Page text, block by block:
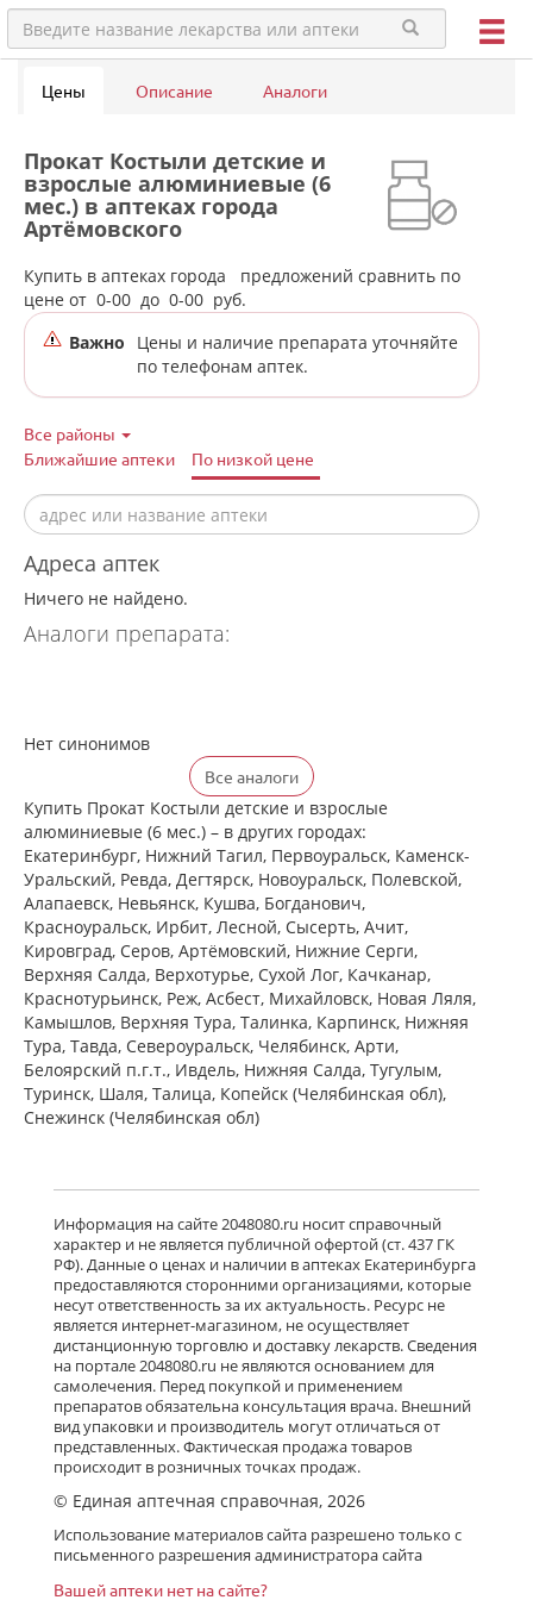
Цены Описание Аналоги
Прокат Костыли детские и
взрослые алюминиевые (6
мес.) в аптеках города
Артёмовского
Купить в аптеках города
предложений сравнить по
цене от 0-00 до 0-00 руб.
Важно
Цены и наличие препарата уточняйте
по телефонам аптек.
Все районы
Ближайшие аптеки
По низкой цене
Адреса аптек
Ничего не найдено.
Аналоги препарата:
Нет синонимов
Все аналоги
Купить Прокат Костыли детские и взрослые
алюминиевые (6 мес.) – в других городах:
Екатеринбург, Нижний Тагил, Первоуральск, Каменск-
Уральский, Ревда, Дегтярск, Новоуральск, Полевской,
Алапаевск, Невьянск, Кушва, Богданович,
Красноуральск, Ирбит, Лесной, Сысерть, Ачит,
Кировград, Серов, Артёмовский, Нижние Cерги,
Верхняя Салда, Верхотурье, Сухой Лог, Качканар,
Краснотурьинск, Реж, Асбест, Михайловск, Новая Ляля,
Камышлов, Верхняя Тура, Талинка, Карпинск, Нижняя
Тура, Тавда, Североуральск, Челябинск, Арти,
Белоярский п.г.т., Ивдель, Нижняя Салда, Тугулым,
Туринск, Шаля, Талица, Копейск (Челябинская обл),
Снежинск (Челябинская обл)
Информация на сайте 2048080.ru носит справочный
характер и не является публичной офертой (ст. 437 ГК
РФ). Данные о ценах и наличии в аптеках Екатеринбурга
предоставляются сторонними организациями, которые
несут ответственность за их актуальность. Ресурс не
является интернет-магазином, не осуществляет
дистанционную торговлю и доставку лекарств. Сведения
на портале 2048080.ru не являются основанием для
самолечения. Перед покупкой и применением
препаратов обязательна консультация врача. Внешний
вид упаковки и производитель могут отличаться от
представленных. Фактическая продажа товаров
происходит в розничных точках продаж.
© Единая аптечная справочная, 2026
Использование материалов сайта разрешено только с
письменного разрешения администратора сайта
Вашей аптеки нет на сайте?